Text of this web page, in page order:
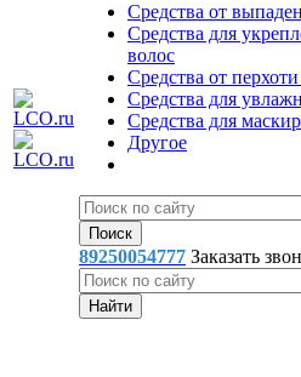
Средства от
Средства для
волос
Средства от
Средства для
Средства для
Другое
89250054777 Заказать